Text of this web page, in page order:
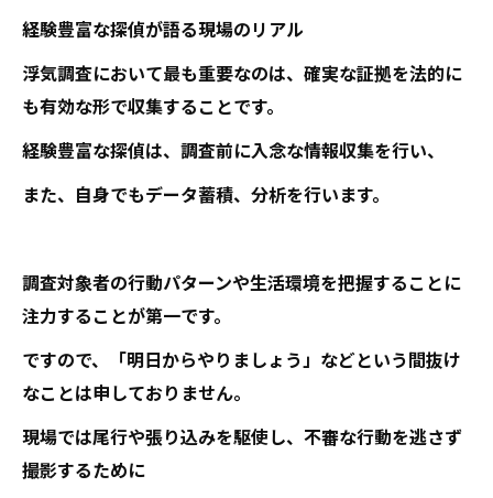
経験豊富な探偵が語る現場のリアル
浮気調査において最も重要なのは、確実な証拠を法的に
も有効な形で収集することです。
経験豊富な探偵は、調査前に入念な情報収集を行い、
また、自身でもデータ蓄積、分析を行います。
調査対象者の行動パターンや生活環境を把握することに
注力することが第一です。
ですので、「明日からやりましょう」などという間抜け
なことは申しておりません。
現場では尾行や張り込みを駆使し、不審な行動を逃さず
撮影するために